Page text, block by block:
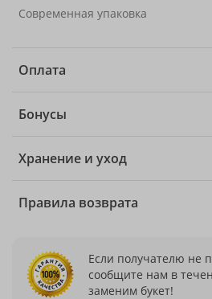
Современная упаковка
Оплата
Бонусы
Хранение и уход
Правила возврата
Если получателю не
сообщите нам в
заменим букет!